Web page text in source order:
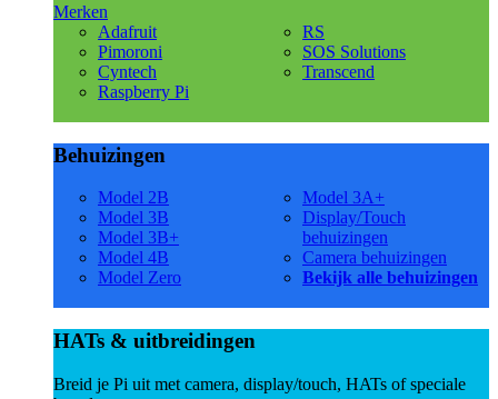
Merken
Adafruit
Pimoroni
Cyntech
Raspberry Pi
RS
SOS Solutions
Transcend
Behuizingen
Model 2B
Model 3B
Model 3B+
Model 4B
Model Zero
Model 3A+
Display/Touch
behuizingen
Camera behuizingen
Bekijk alle behuizingen
HATs & uitbreidingen
Breid je Pi uit met camera, display/touch, HATs of speciale